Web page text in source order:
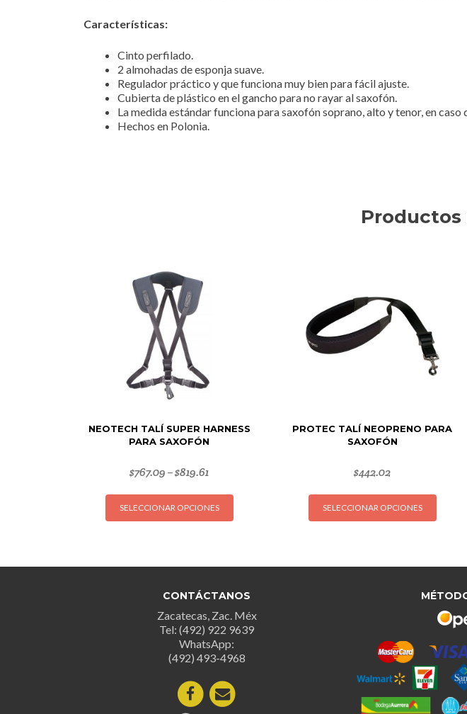
Características:
Cinto perfilado.
2 almohadas de esponja suave.
Regulador práctico y que funciona muy bien para fácil ajuste.
Cubierta de plástico en el gancho para no rayar al saxofón.
La medida estándar funciona para saxofón soprano, alto y tenor, en
Hechos en Polonia.
Productos
NEOTECH TALÍ SUPER HARNESS
PARA SAXOFÓN
$767.09 –$819.61
SELECCIONAR OPCIONES
Este
opciones
se
pueden
elegir
en
página
PROTEC TALÍ NEOPRENO PARA
SAXOFÓN
$442.02
SELECCIONAR OPCIONES
Este
se
elegir
en
CONTÁCTANOS
Zacatecas, Zac. Méx
Tel: (492) 922 9639
WhatsApp:
(492) 493-4968